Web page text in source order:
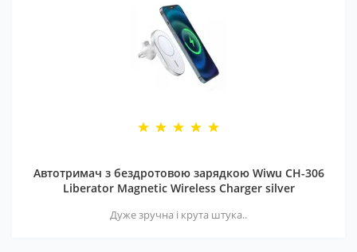
Автотримач з бездротовою зарядкою Wiwu CH-306
Liberator Magnetic Wireless Charger silver
Дуже зручна і крута штука..